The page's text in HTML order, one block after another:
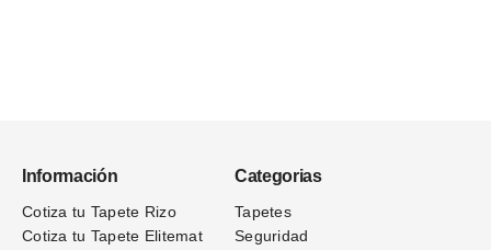
Información
Cotiza tu Tapete Rizo
Cotiza tu Tapete Elitemat
Categorias
Tapetes
Seguridad